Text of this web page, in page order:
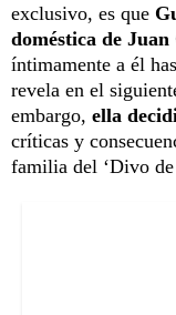
exclusivo, es que
doméstica de
íntimamente a él
revela en el
embargo, ella
críticas y
familia del ‘Divo de